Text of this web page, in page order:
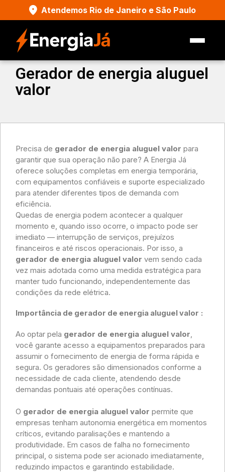
Atendemos Rio de Janeiro e São Paulo
Gerador de energia aluguel
valor
Precisa de gerador de energia aluguel valor para
garantir que sua operação não pare? A Energia Já
oferece soluções completas em energia temporária,
com equipamentos confiáveis e suporte especializado
para atender diferentes tipos de demanda com
eficiência.
Quedas de energia podem acontecer a qualquer
momento e, quando isso ocorre, o impacto pode ser
imediato — interrupção de serviços, prejuízos
financeiros e até riscos operacionais. Por isso, a
gerador de energia aluguel valor vem sendo cada
vez mais adotada como uma medida estratégica para
manter tudo funcionando, independentemente das
condições da rede elétrica.
Importância de gerador de energia aluguel valor :
Ao optar pela gerador de energia aluguel valor,
você garante acesso a equipamentos preparados para
assumir o fornecimento de energia de forma rápida e
segura. Os geradores são dimensionados conforme a
necessidade de cada cliente, atendendo desde
demandas pontuais até operações contínuas.
O gerador de energia aluguel valor permite que
empresas tenham autonomia energética em momentos
críticos, evitando paralisações e mantendo a
produtividade. Em casos de falha no fornecimento
principal, o sistema pode ser acionado imediatamente,
reduzindo impactos e garantindo estabilidade.